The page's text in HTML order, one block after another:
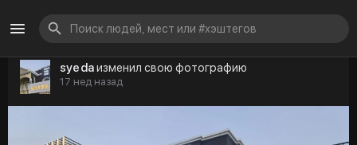
syedaизменил свою фотографию
17 нед назад